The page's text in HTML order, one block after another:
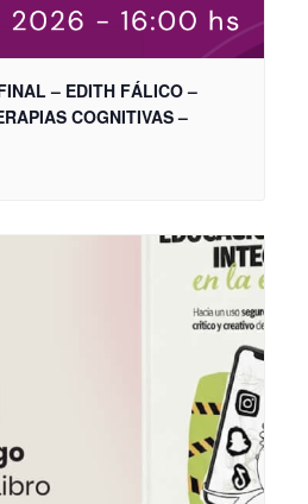
– EDITH FÁLICO –
COGNITIVAS –